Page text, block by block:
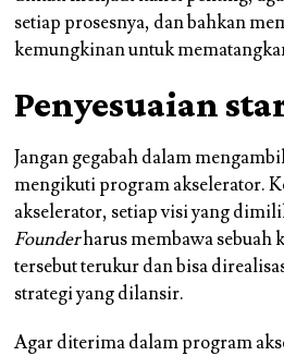
setiap prosesnya, dan bahkan
kemungkinan untuk
Penyesuaian
Jangan gegabah dalam
mengikuti program akselerator.
akselerator, setiap visi yang
Founderharus membawa sebuah
tersebut terukur dan bisa
strategi yang dilansir.
Agar diterima dalam program